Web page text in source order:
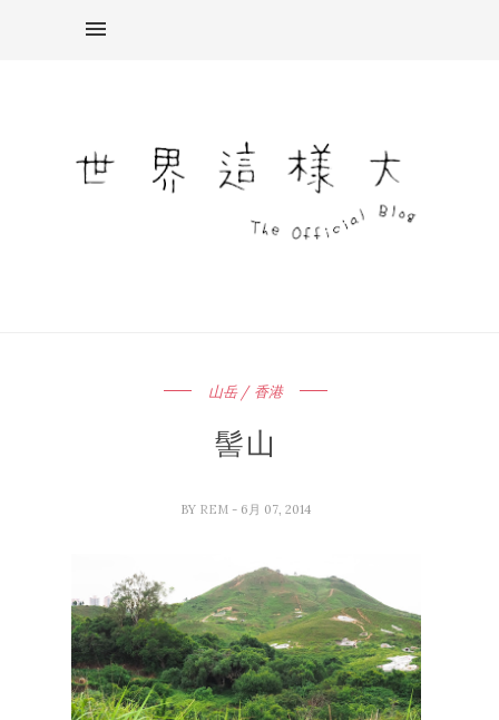
山岳 / 香港
髻山
BY REM - 6月 07, 2014